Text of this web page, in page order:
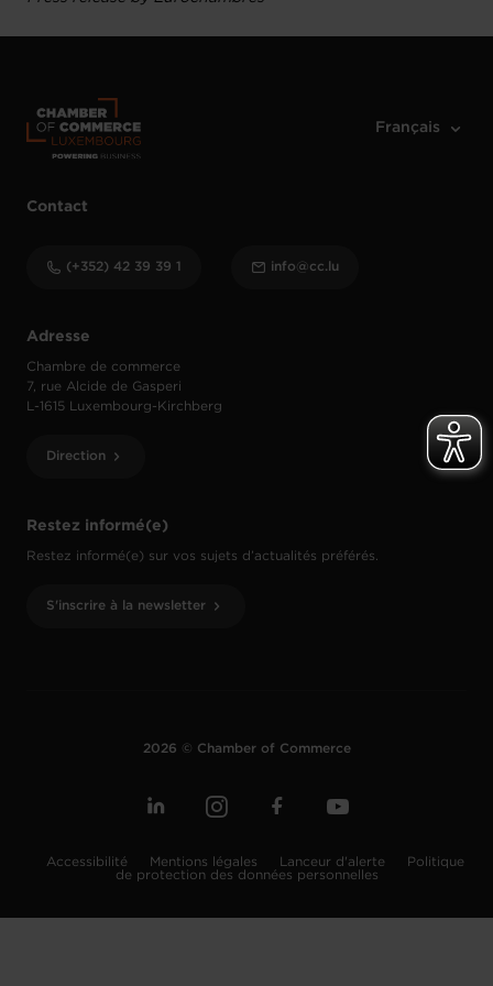
Restez informé(e)
Restez informé(e) sur vos sujets d’actualités préférés.
S'inscrire à la newsletter
Adresse
Chambre de commerce
7, rue Alcide de Gasperi
L-1615 Luxembourg-Kirchberg
Direction
Contact
(+352) 42 39 39 1 info@cc.lu
2026 © Chamber of Commerce
Accessibilité Mentions légales Lanceur d'alerte
Politique
de protection des données personnelles